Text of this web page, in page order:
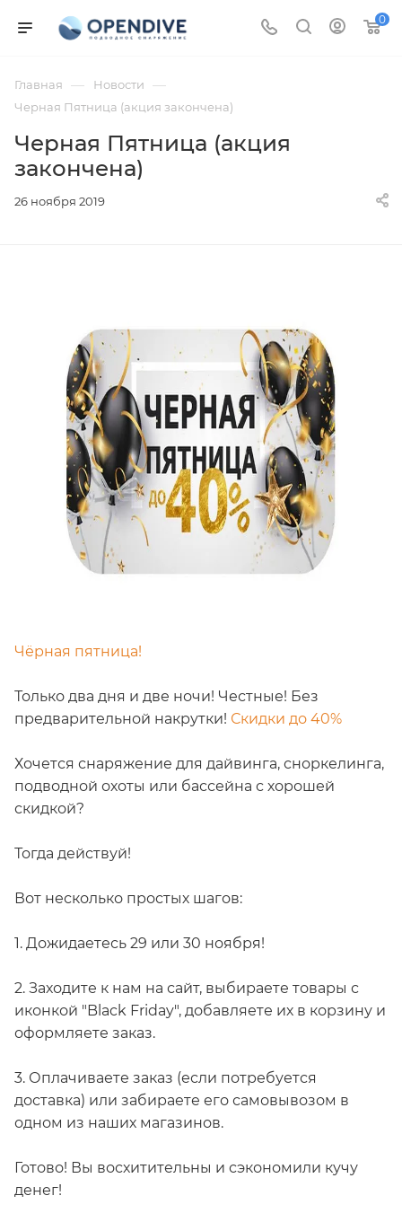
0
Главная — Новости —
Черная Пятница (акция закончена)
Черная Пятница (акция
закончена)
26 ноября 2019
Чёрная пятница!
Только два дня и две ночи! Честные! Без
предварительной накрутки! Скидки до 40%
Хочется снаряжение для дайвинга, сноркелинга,
подводной охоты или бассейна с хорошей
скидкой?
Тогда действуй!
Вот несколько простых шагов:
1. Дожидаетесь 29 или 30 ноября!
2. Заходите к нам на сайт, выбираете товары с
иконкой "Black Friday", добавляете их в корзину и
оформляете заказ.
3. Оплачиваете заказ (если потребуется
доставка) или забираете его самовывозом в
одном из наших магазинов.
Готово! Вы восхитительны и сэкономили кучу
денег!